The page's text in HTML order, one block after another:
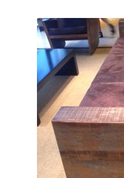
Carrinho
Finalizar Compra
Contato